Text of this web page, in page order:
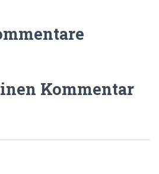
Kommentar